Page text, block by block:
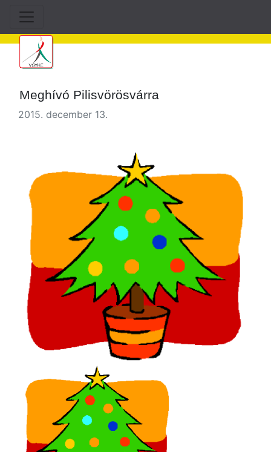
Meghívó Pilisvörösvárra
2015. december 13.